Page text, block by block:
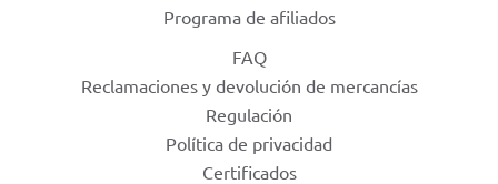
Programa de afiliados
FAQ
Reclamaciones y devolución de mercancías
Regulación
Política de privacidad
Certificados